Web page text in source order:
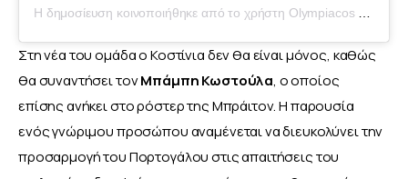
Η δημοσίευση κοινοποιήθηκε από το χρήστη Olympiacos FC (@olympiacosfc)
Στη νέα του ομάδα ο Κοστίνια δεν θα είναι μόνος, καθώς
θα συναντήσει τον Μπάμπη Κωστούλα, ο οποίος
επίσης ανήκει στο ρόστερ της Μπράιτον. Η παρουσία
ενός γνώριμου προσώπου αναμένεται να διευκολύνει την
προσαρμογή του Πορτογάλου στις απαιτήσεις του